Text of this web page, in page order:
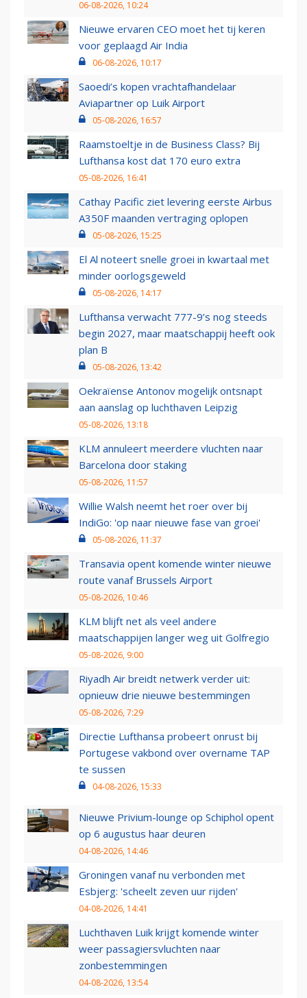
06-08-2026, 10:24
Nieuwe ervaren CEO moet het tij keren
voor geplaagd Air India
06-08-2026, 10:17
Saoedi’s kopen vrachtafhandelaar
Aviapartner op Luik Airport
05-08-2026, 16:57
Raamstoeltje in de Business Class? Bij
Lufthansa kost dat 170 euro extra
05-08-2026, 16:41
Cathay Pacific ziet levering eerste Airbus
A350F maanden vertraging oplopen
05-08-2026, 15:25
El Al noteert snelle groei in kwartaal met
minder oorlogsgeweld
05-08-2026, 14:17
Lufthansa verwacht 777-9’s nog steeds
begin 2027, maar maatschappij heeft ook
plan B
05-08-2026, 13:42
Oekraïense Antonov mogelijk ontsnapt
aan aanslag op luchthaven Leipzig
05-08-2026, 13:18
KLM annuleert meerdere vluchten naar
Barcelona door staking
05-08-2026, 11:57
Willie Walsh neemt het roer over bij
IndiGo: 'op naar nieuwe fase van groei'
05-08-2026, 11:37
Transavia opent komende winter nieuwe
route vanaf Brussels Airport
05-08-2026, 10:46
KLM blijft net als veel andere
maatschappijen langer weg uit Golfregio
05-08-2026, 9:00
Riyadh Air breidt netwerk verder uit:
opnieuw drie nieuwe bestemmingen
05-08-2026, 7:29
Directie Lufthansa probeert onrust bij
Portugese vakbond over overname TAP
te sussen
04-08-2026, 15:33
Nieuwe Privium-lounge op Schiphol opent
op 6 augustus haar deuren
04-08-2026, 14:46
Groningen vanaf nu verbonden met
Esbjerg: 'scheelt zeven uur rijden'
04-08-2026, 14:41
Luchthaven Luik krijgt komende winter
weer passagiersvluchten naar
zonbestemmingen
04-08-2026, 13:54